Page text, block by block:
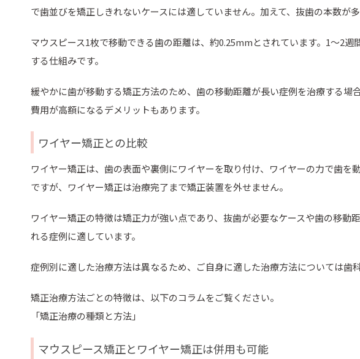
で歯並びを矯正しきれないケースには適していません。加えて、抜歯の本数が
マウスピース1枚で移動できる歯の距離は、約0.25mmとされています。1〜2
する仕組みです。
緩やかに歯が移動する矯正方法のため、歯の移動距離が長い症例を治療する
費用が高額になるデメリットもあります。
ワイヤー矯正との比較
ワイヤー矯正は、歯の表面や裏側にワイヤーを取り付け、ワイヤーの力で歯
ですが、ワイヤー矯正は治療完了まで矯正装置を外せません。
ワイヤー矯正の特徴は矯正力が強い点であり、抜歯が必要なケースや歯の移動
れる症例に適しています。
症例別に適した治療方法は異なるため、ご自身に適した治療方法については歯
矯正治療方法ごとの特徴は、以下のコラムをご覧ください。
「矯正治療の種類と方法」
マウスピース矯正とワイヤー矯正は併用も可能